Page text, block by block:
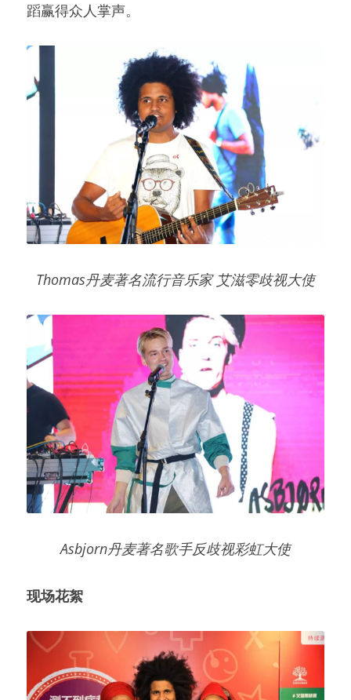
蹈赢得众人掌声。
Thomas丹麦著名流行音乐家 艾滋零歧视大使
Asbjorn丹麦著名歌手反歧视彩虹大使
现场花絮